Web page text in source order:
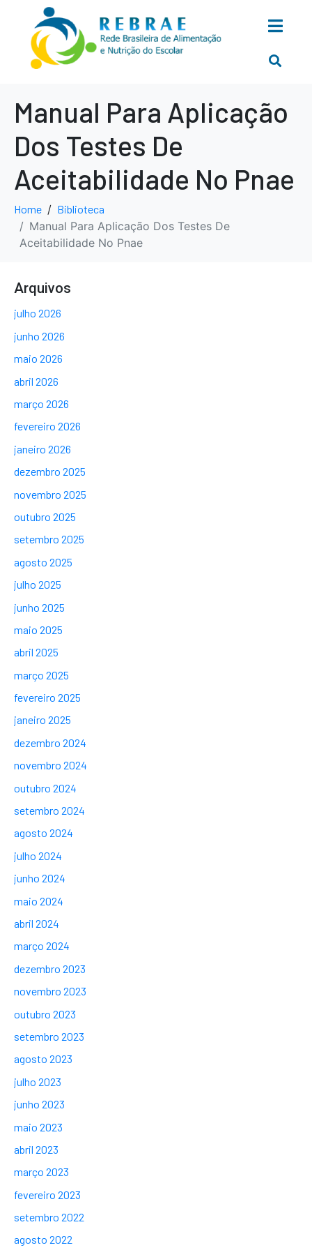
Manual Para Aplicação
Dos Testes De
Aceitabilidade No Pnae
Home Biblioteca
Manual Para Aplicação Dos Testes De
Aceitabilidade No Pnae
Arquivos
julho 2026
junho 2026
maio 2026
abril 2026
março 2026
fevereiro 2026
janeiro 2026
dezembro 2025
novembro 2025
outubro 2025
setembro 2025
agosto 2025
julho 2025
junho 2025
maio 2025
abril 2025
março 2025
fevereiro 2025
janeiro 2025
dezembro 2024
novembro 2024
outubro 2024
setembro 2024
agosto 2024
julho 2024
junho 2024
maio 2024
abril 2024
março 2024
dezembro 2023
novembro 2023
outubro 2023
setembro 2023
agosto 2023
julho 2023
junho 2023
maio 2023
abril 2023
março 2023
fevereiro 2023
setembro 2022
agosto 2022